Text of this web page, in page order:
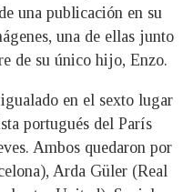
una publicación en su
una de ellas junto
de su único hijo, Enzo.
en el sexto lugar
portugués del París
Ambos quedaron por
Arda Güler (Real